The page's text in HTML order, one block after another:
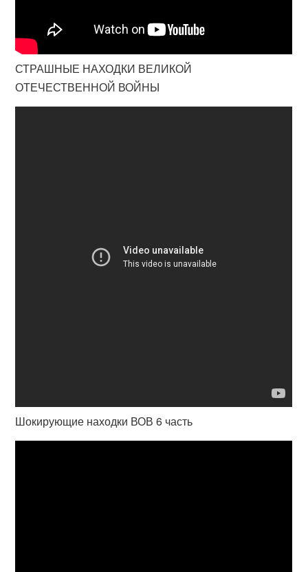
СТРАШНЫЕ НАХОДКИ ВЕЛИКОЙ
ОТЕЧЕСТВЕННОЙ ВОЙНЫ
Шокирующие находки ВОВ 6 часть